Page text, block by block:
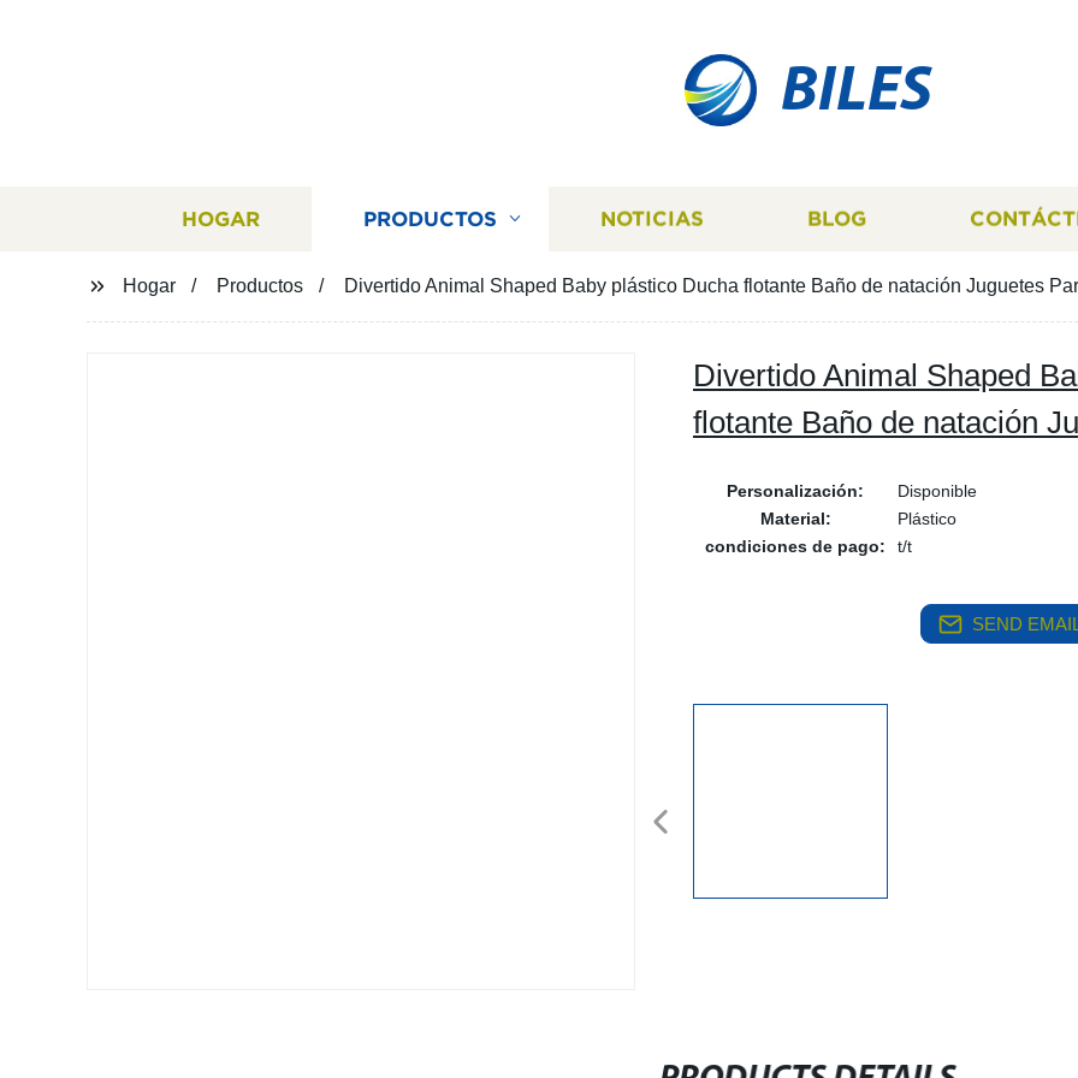
BILES
HOGAR PRODUCTOS NOTICIAS BLOG
Hogar Productos Divertido Animal Shaped Baby plástico Ducha flotante Baño de natación Juguetes
Divertido Animal Shaped
flotante Baño de natación
Personalización:
Disponible
Material:
Plástico
condiciones de pago:
t/t
SEND